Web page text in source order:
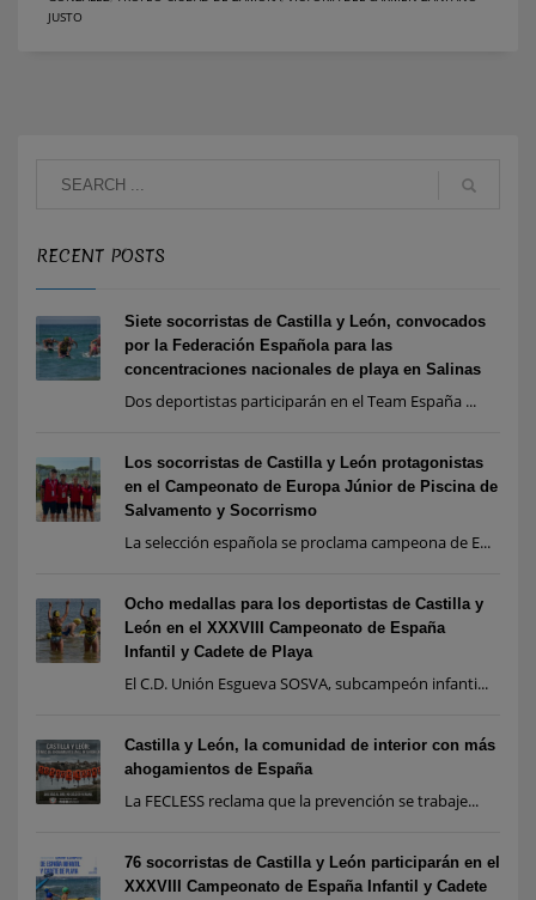
JUSTO
RECENT POSTS
Siete socorristas de Castilla y León, convocados
por la Federación Española para las
concentraciones nacionales de playa en Salinas
Dos deportistas participarán en el Team España ...
Los socorristas de Castilla y León protagonistas
en el Campeonato de Europa Júnior de Piscina de
Salvamento y Socorrismo
La selección española se proclama campeona de E...
Ocho medallas para los deportistas de Castilla y
León en el XXXVIII Campeonato de España
Infantil y Cadete de Playa
El C.D. Unión Esgueva SOSVA, subcampeón infanti...
Castilla y León, la comunidad de interior con más
ahogamientos de España
La FECLESS reclama que la prevención se trabaje...
76 socorristas de Castilla y León participarán en el
XXXVIII Campeonato de España Infantil y Cadete